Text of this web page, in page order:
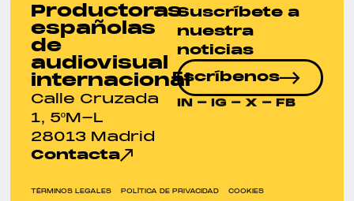
Productoras
españolas
de
audiovisual
internacional
Calle Cruzada
1, 5ºM-L
28013 Madrid
Contacta
Suscríbete a
nuestra
noticias
Escríbenos
IN - IG - X - FB
TÉRMINOS LEGALES POLÍTICA DE PRIVACIDAD COOKIES